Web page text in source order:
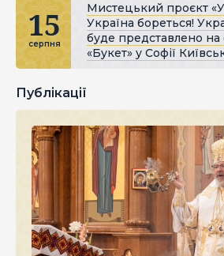
15
серпня
Мистецький проєкт
Україна бореться!
буде представлено на
«Букет» у Софії
Публікації